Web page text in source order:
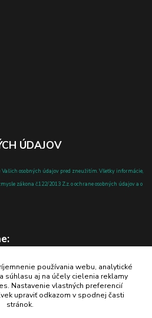
ÚDAJOV
osobných údajov pred zneužitím. Všetky informácie,
zákona č.122/2013 Z.z. o ochrane osobných údajov a o
používania webu, analytické
súhlasu aj na účely cielenia reklamy
Nastavenie vlastných preferencií
upraviť odkazom v spodnej časti
stránok.